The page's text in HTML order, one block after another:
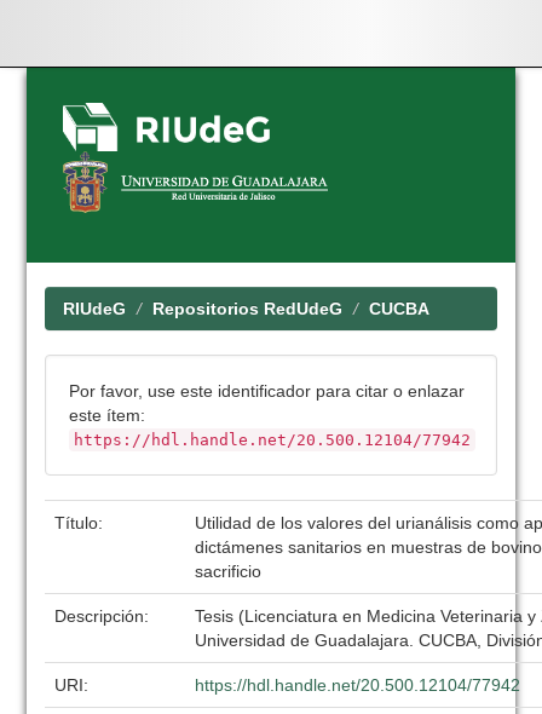
Skip
navigation
RIUdeG Repositorios RedUdeG CUCBA
Por favor, use este identificador para citar o enlazar
este ítem:
https://hdl.handle.net/20.500.12104/77942
Título:
Utilidad de los valores del urianálisis como
dictámenes sanitarios en muestras de
sacrificio
Descripción:
Tesis (Licenciatura en Medicina Veterinaria
Universidad de Guadalajara. CUCBA,
URI: https://hdl.handle.net/20.500.12104/77942